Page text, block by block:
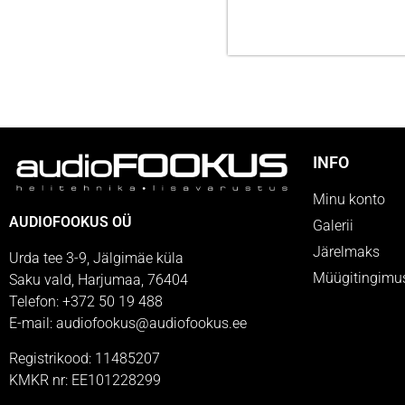
AUDIOFOOKUS OÜ
Urda tee 3-9, Jälgimäe küla
Saku vald, Harjumaa, 76404
Telefon: +372 50 19 488
E-mail: audiofookus@audiofookus.ee
Registrikood: 11485207
KMKR nr: EE101228299
INFO
Minu konto
Galerii
Järelmaks